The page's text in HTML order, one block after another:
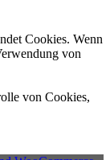
Cookies. Wenn
von
von Cookies,